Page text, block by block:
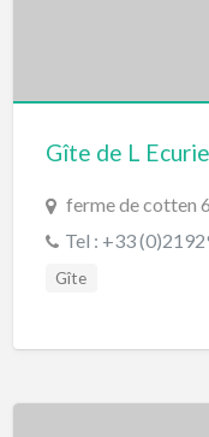
Gîte de L
ferme de cotten
Tel : +33
Gîte